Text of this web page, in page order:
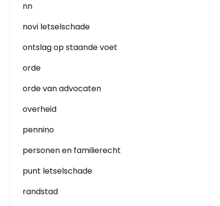
nn
novi letselschade
ontslag op staande voet
orde
orde van advocaten
overheid
pennino
personen en familierecht
punt letselschade
randstad